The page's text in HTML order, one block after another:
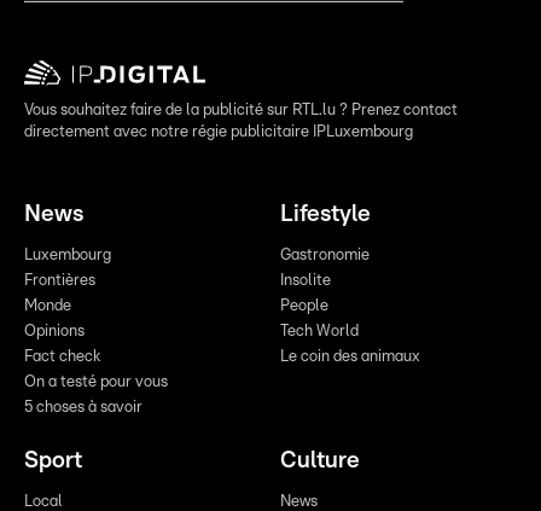
Vous souhaitez faire de la publicité sur RTL.lu ? Prenez contact
directement avec notre régie publicitaire IPLuxembourg
News
Luxembourg
Frontières
Monde
Opinions
Fact check
On a testé pour vous
5 choses à savoir
Lifestyle
Gastronomie
Insolite
People
Tech World
Le coin des animaux
Sport
Local
Culture
News